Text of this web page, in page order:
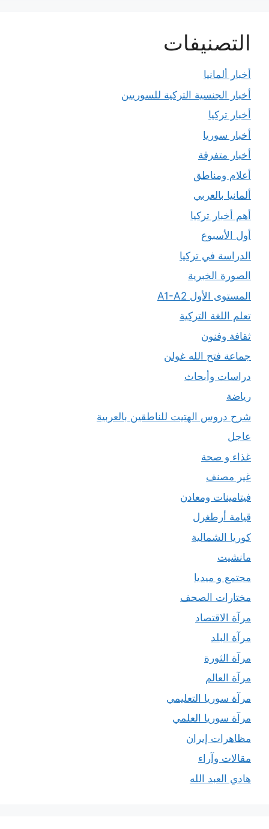
التصنيفات
أخبار ألمانيا
أخبار الجنسية التركية للسوريين
أخبار تركيا
أخبار سوريا
أخبار متفرقة
أعلام ومناطق
ألمانيا بالعربي
أهم أخبار تركيا
أول الأسبوع
الدراسة في تركيا
الصورة الخبرية
المستوى الأول A1-A2
تعلم اللغة التركية
ثقافة وفنون
جماعة فتح الله غولن
دراسات وأبحاث
رياضة
شرح دروس الهتيت للناطقين بالعربية
عاجل
غذاء و صحة
غير مصنف
فيتامينات ومعادن
قيامة أرطغرل
كوريا الشمالية
مانشيت
مجتمع و ميديا
مختارات الصحف
مرآة الاقتصاد
مرآة البلد
مرآة الثورة
مرآة العالم
مرآة سوريا التعليمي
مرآة سوريا العلمي
مظاهرات إيران
مقالات وآراء
هادي العبد الله